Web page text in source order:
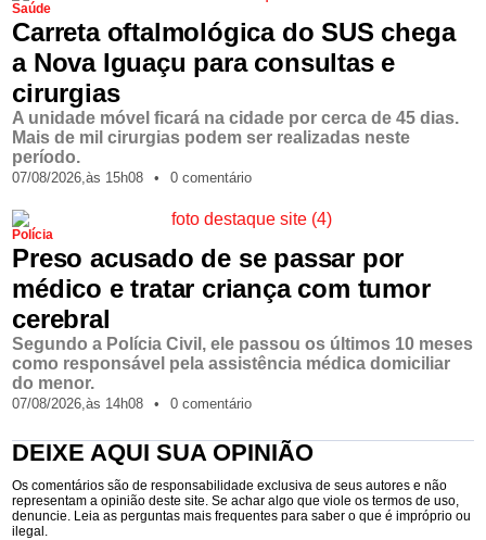
Saúde
Carreta oftalmológica do SUS chega
a Nova Iguaçu para consultas e
cirurgias
A unidade móvel ficará na cidade por cerca de 45 dias.
Mais de mil cirurgias podem ser realizadas neste
período.
07/08/2026,às 15h08 • 0 comentário
Polícia
Preso acusado de se passar por
médico e tratar criança com tumor
cerebral
Segundo a Polícia Civil, ele passou os últimos 10 meses
como responsável pela assistência médica domiciliar
do menor.
07/08/2026,às 14h08 • 0 comentário
DEIXE AQUI SUA OPINIÃO
Os comentários são de responsabilidade exclusiva de seus autores e não
representam a opinião deste site. Se achar algo que viole os termos de uso,
denuncie. Leia as perguntas mais frequentes para saber o que é impróprio ou
ilegal.